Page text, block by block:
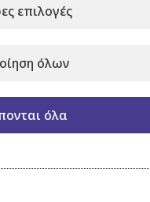
ΜΑΧΑΙΡΙ
επιλογές
όλων
όλα